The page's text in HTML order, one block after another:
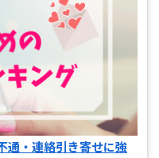
通・連絡引き寄せに強